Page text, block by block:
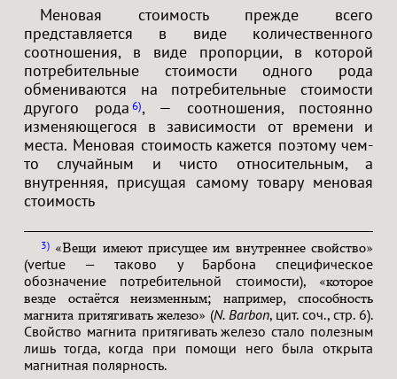
Меновая стоимость прежде всего
представляется в виде количественного
соотношения, в виде пропорции, в которой
потребительные стоимости одного рода
обмениваются на потребительные стоимости
другого рода 6 , — соотношения, постоянно
изменяющегося в зависимости от времени и
места. Меновая стоимость кажется поэтому чем-
то случайным и чисто относительным, а
внутренняя, присущая самому товару меновая
стоимость
3 «Вещи имеют присущее им внутреннее свойство»
(vertue — таково у Барбона специфическое
обозначение потребительной стоимости), «которое
везде остаётся неизменным; например, способность
магнита притягивать железо» (N. Barbon, цит. соч., стр. 6).
Свойство магнита притягивать железо стало полезным
лишь тогда, когда при помощи него была открыта
магнитная полярность.